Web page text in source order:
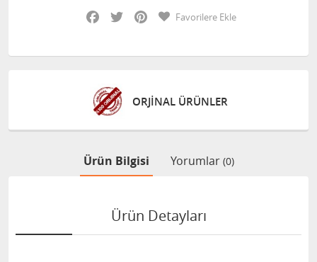
Facebook
Twitter PinterestFavorilere Ekle
ORJİNAL ÜRÜNLER
Ürün Bilgisi Yorumlar (0)
Ürün Detayları